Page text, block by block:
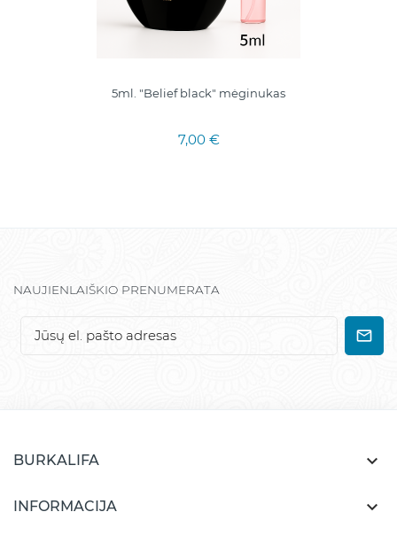
5ml. "Belief black" mėginukas
7,00 €
NAUJIENLAIŠKIO PRENUMERATA
BURKALIFA 
INFORMACIJA 